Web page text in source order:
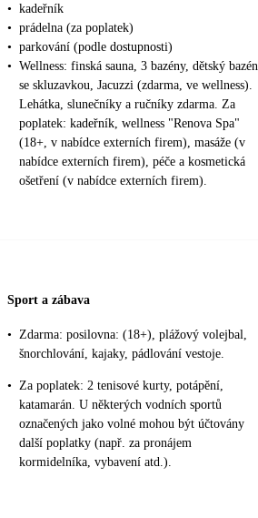
• kadeřník
• prádelna (za poplatek)
• parkování (podle dostupnosti)
• Wellness: finská sauna, 3 bazény, dětský bazén
se skluzavkou, Jacuzzi (zdarma, ve wellness).
Lehátka, slunečníky a ručníky zdarma. Za
poplatek: kadeřník, wellness "Renova Spa"
(18+, v nabídce externích firem), masáže (v
nabídce externích firem), péče a kosmetická
ošetření (v nabídce externích firem).
Sport a zábava
•
Zdarma: posilovna: (18+), plážový volejbal,
šnorchlování, kajaky, pádlování vestoje.
•
Za poplatek: 2 tenisové kurty, potápění,
katamarán. U některých vodních sportů
označených jako volné mohou být účtovány
další poplatky (např. za pronájem
kormidelníka, vybavení atd.).